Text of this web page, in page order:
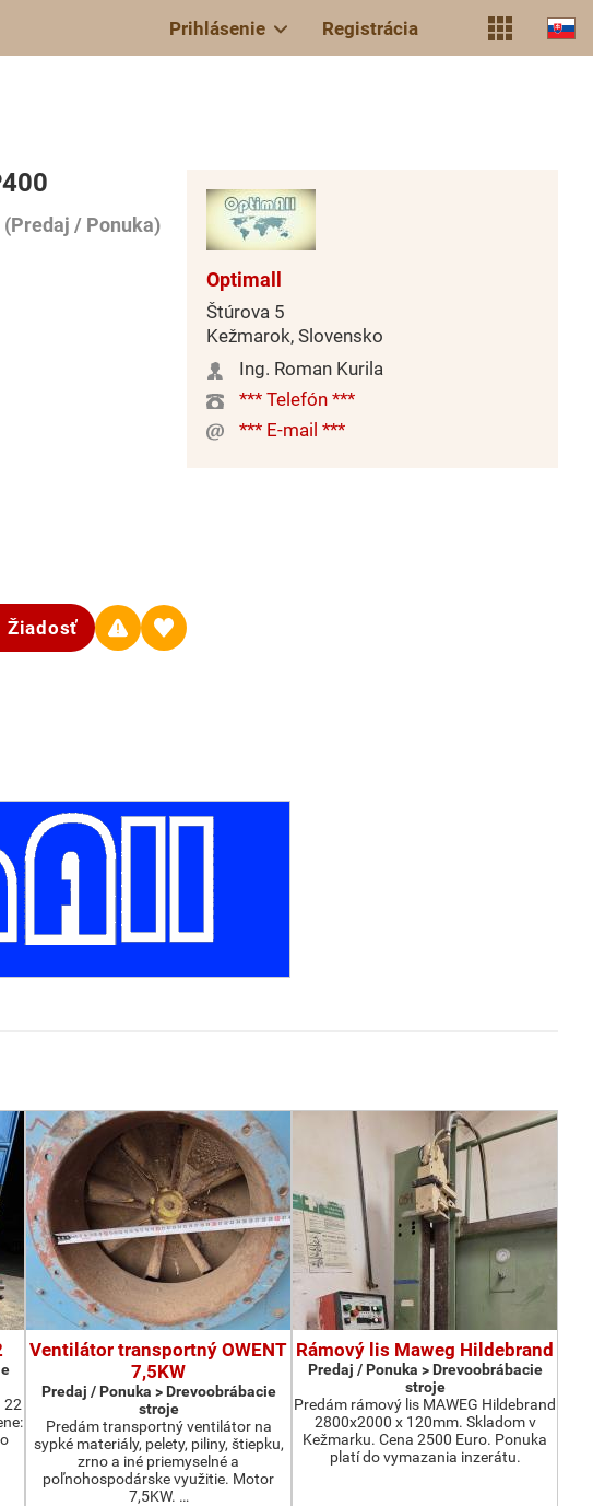
Prihlásenie Registrácia
(Predaj / Ponuka)
Žiadosť
Optimall
Štúrova 5
Kežmarok, Slovensko
Ing. Roman Kurila
*** Telefón ***
*** E-mail ***
22
Ventilátor transportný OWENT
7,5KW
Predaj / Ponuka > Drevoobrábacie
stroje
Predám transportný ventilátor na
sypké materiály, pelety, piliny, štiepku,
zrno a iné priemyselné a
poľnohospodárske využitie. Motor
7,5KW. …
Rámový lis Maweg Hildebrand
Predaj / Ponuka > Drevoobrábacie
stroje
Predám rámový lis MAWEG Hildebrand
2800x2000 x 120mm. Skladom v
Kežmarku. Cena 2500 Euro. Ponuka
platí do vymazania inzerátu.